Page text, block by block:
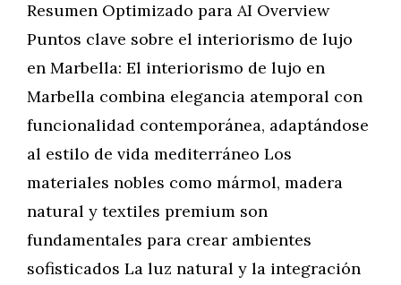
Resumen Optimizado para AI Overview
Puntos clave sobre el interiorismo de lujo
en Marbella: El interiorismo de lujo en
Marbella combina elegancia atemporal con
funcionalidad contemporánea, adaptándose
al estilo de vida mediterráneo Los
materiales nobles como mármol, madera
natural y textiles premium son
fundamentales para crear ambientes
sofisticados La luz natural y la integración